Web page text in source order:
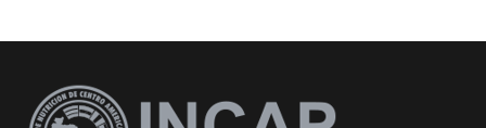
Bloques suplementarios